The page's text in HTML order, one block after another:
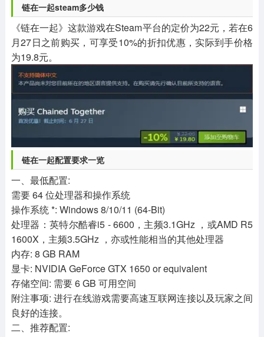
链在一起steam多少钱
《链在一起》这款游戏在Steam平台的定价为22元，若在6
月27日之前购买，可享受10%的折扣优惠，实际到手价格
为19.8元。
链在一起配置要求一览
一、最低配置:
需要 64 位处理器和操作系统
操作系统 *: Windows 8/10/11 (64-Bit)
处理器：英特尔酷睿i5 - 6600，主频3.1GHz ，或AMD R5
1600X，主频3.5GHz ，亦或性能相当的其他处理器
内存: 8 GB RAM
显卡: NVIDIA GeForce GTX 1650 or equivalent
存储空间: 需要 6 GB 可用空间
附注事项: 进行在线游戏需要高速互联网连接以及玩家之间
良好的连接。
二、推荐配置: